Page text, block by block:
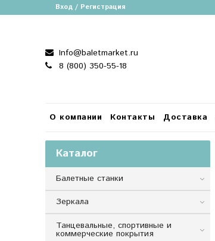
Вход / Регистрация
Info@baletmarket.ru
8 (800) 350-55-18
О компании Контакты Доставка
Каталог
Балетные станки
Зеркала
Танцевальные, спортивные и
коммерческие покрытия